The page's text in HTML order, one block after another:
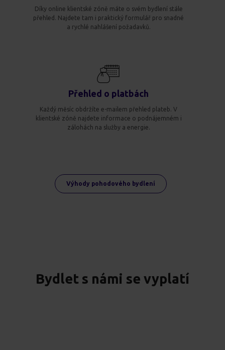
Díky online klientské zóně máte o svém bydlení stále
přehled. Najdete tam i praktický formulář pro snadné
a rychlé nahlášení požadavků.
Přehled o platbách
Každý měsíc obdržíte e-mailem přehled plateb. V
klientské zóně najdete informace o podnájemném i
zálohách na služby a energie.
Výhody pohodového bydlení
Bydlet s námi se vyplatí